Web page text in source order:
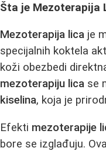
Šta je Mezoterapija
Mezoterapija lica je
specijalnih koktela
koži obezbedi
mezoterapiju lica se
kiselina, koja je
Efekti mezoterapije
bore se izglađuju.